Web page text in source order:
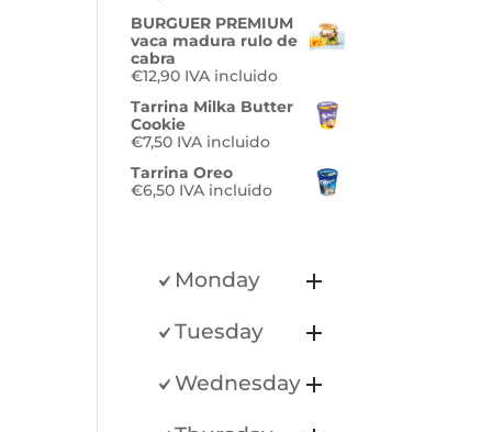
BURGUER PREMIUM
vaca madura rulo de
cabra
€12,90 IVA incluido
Tarrina Milka Butter
Cookie
€7,50 IVA incluido
Tarrina Oreo
€6,50 IVA incluido
Monday
Tuesday
Wednesday